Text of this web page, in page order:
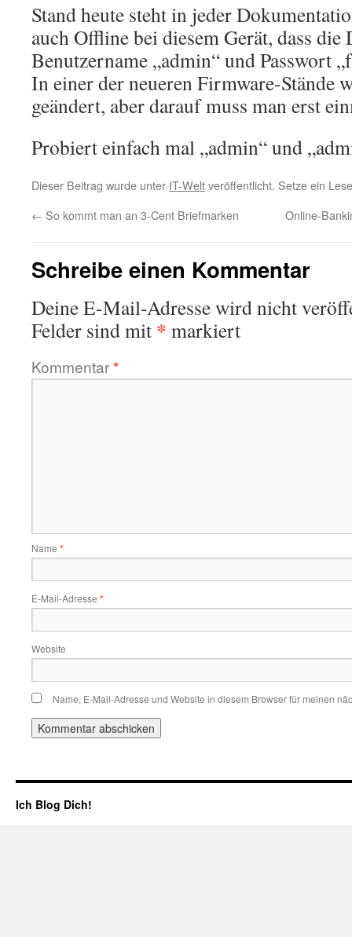
Stand heute steht in jeder
auch Offline bei diesem Gerät, dass
Benutzername „admin“ und Passwort
In einer der neueren Firmware-Stände
geändert, aber darauf muss man erst
Probiert einfach mal „admin“ und
Dieser Beitrag wurde unter IT-Weltveröffentlicht. Setze ein
← So kommt man an 3-Cent Briefmarken Online-
Schreibe einen Kommentar
Deine E-Mail-Adresse wird nicht
Felder sind mit * markiert
Kommentar*
Name *
E-Mail-Adresse *
Website
Name, E-Mail-Adresse und Website in diesem Browser für meinen
Ich Blog Dich!